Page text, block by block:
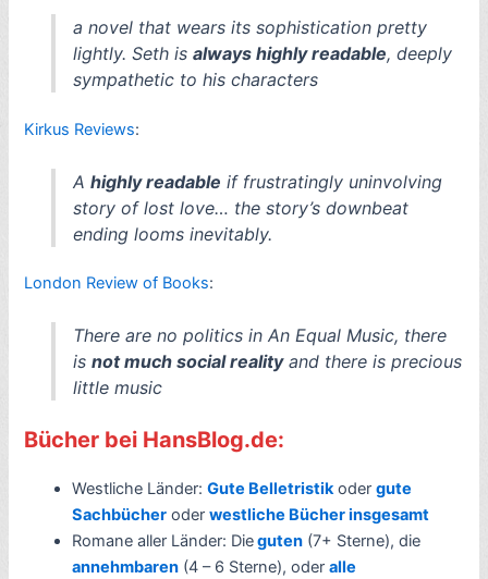
a novel that wears its sophistication pretty
lightly. Seth is always highly readable, deeply
sympathetic to his characters
Kirkus Reviews:
A highly readable if frustratingly uninvolving
story of lost love… the story’s downbeat
ending looms inevitably.
London Review of Books:
There are no politics in An Equal Music, there
is not much social realityand there is precious
little music
Bücher bei HansBlog.de:
Westliche Länder:Gute Belletristikodergute
Sachbücher oderwestliche Bücher insgesamt
Romane aller Länder: Dieguten (7+ Sterne), die
annehmbaren (4 – 6 Sterne), oderalle